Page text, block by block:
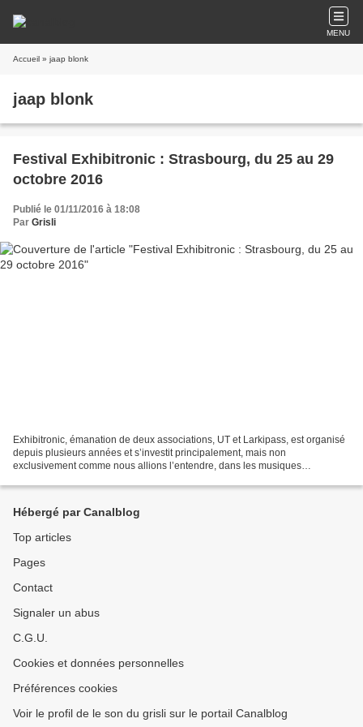
MENU
Accueil » jaap blonk
jaap blonk
Festival Exhibitronic : Strasbourg, du 25 au 29
octobre 2016
Publié le 01/11/2016 à 18:08
Par Grisli
Exhibitronic, émanation de deux associations, UT et Larkipass, est organisé
depuis plusieurs années et s’investit principalement, mais non
exclusivement comme nous allions l’entendre, dans les musiques
Hébergé par Canalblog
Top articles
Pages
Contact
Signaler un abus
C.G.U.
Cookies et données personnelles
Préférences cookies
Voir le profil de le son du grisli sur le portail Canalblog